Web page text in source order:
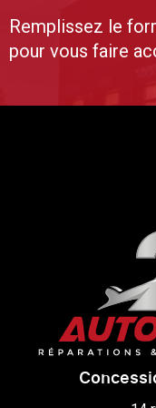
Remplissez le
pour vous faire